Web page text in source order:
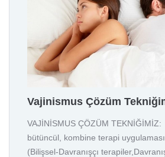
Vajinismus Çözüm
VAJİNİSMUS ÇÖZÜM
bütüncül, kombine terapi
(Bilişsel-Davranışçı